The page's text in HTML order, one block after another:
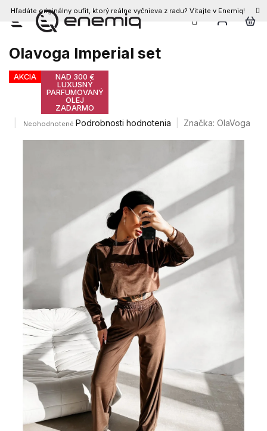
Prejsť
obsah
Hľadáte originálny oufit, ktorý reálne vyčnieva z radu? Vitajte v Enemiq!
Olavoga Imperial set
AKCIA
NAD 300 €
LUXUSNÝ
PARFUMOVANÝ
OLEJ
ZADARMO
Priemerné
Neohodnotené Podrobnosti hodnotenia Značka: OlaVoga